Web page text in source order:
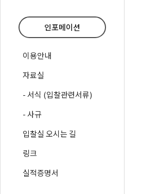
인포메이션
이용안내
자료실
- 서식 (입찰관련서류)
- 사규
입찰실 오시는 길
링크
실적증명서